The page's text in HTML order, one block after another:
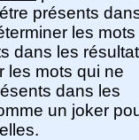
présents
les
dans les
les mots qui ne
dans les
un joker